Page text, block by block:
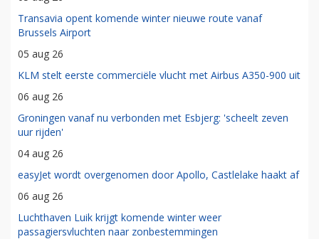
Transavia opent komende winter nieuwe route vanaf
Brussels Airport
05 aug 26
KLM stelt eerste commerciële vlucht met Airbus A350-900 uit
06 aug 26
Groningen vanaf nu verbonden met Esbjerg: 'scheelt zeven
uur rijden'
04 aug 26
easyJet wordt overgenomen door Apollo, Castlelake haakt af
06 aug 26
Luchthaven Luik krijgt komende winter weer
passagiersvluchten naar zonbestemmingen